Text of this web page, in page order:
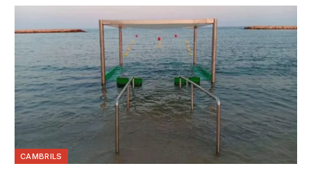
CAMBRILS